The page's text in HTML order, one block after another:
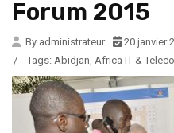
Forum 2015
By administrateur
20 janvier
/
Tags: Abidjan, Africa IT &